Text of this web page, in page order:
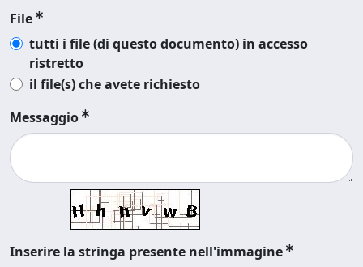
File
tutti i file (di questo documento) in accesso
ristretto
il file(s) che avete richiesto
Messaggio
Inserire la stringa presente nell'immagine